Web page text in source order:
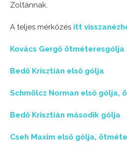
Zoltánnak.
A teljes mérkőzés itt
Kovács Gergő ötméteresgólja
Bedő Krisztián első gólja
Schmölcz Norman első gólja,
Bedő Krisztián második gólja
Cseh Maxim első gólja,